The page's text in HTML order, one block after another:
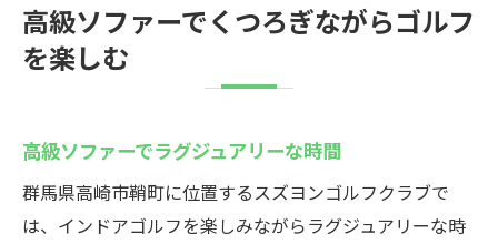
高級ソファーでくつろぎながらゴルフ
を楽しむ
高級ソファーでラグジュアリーな時間
群馬県高崎市鞘町に位置するスズヨンゴルフクラブで
は、インドアゴルフを楽しみながらラグジュアリーな時